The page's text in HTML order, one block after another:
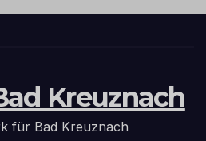
Kreuznach
für Bad Kreuznach